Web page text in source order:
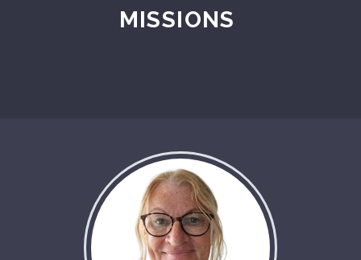
MISSIONS